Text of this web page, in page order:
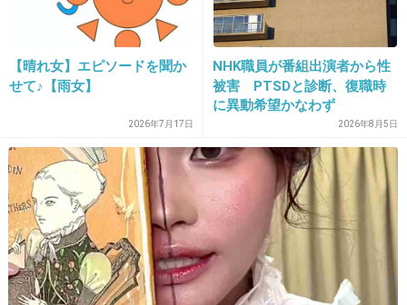
30. 匿名 2022/12/07(水) 16:02:06
ここまで、笑い飯がいないなんて。
奈良県立歴史民俗博物館
2件の返信
-6
【晴れ女】エピソードを聞か
せて♪【雨女】
2026年7月17日
NHK職員が番組出演者から性
被害 PTSDと診断、復職時
に異動希望かなわず
2026年8月5日